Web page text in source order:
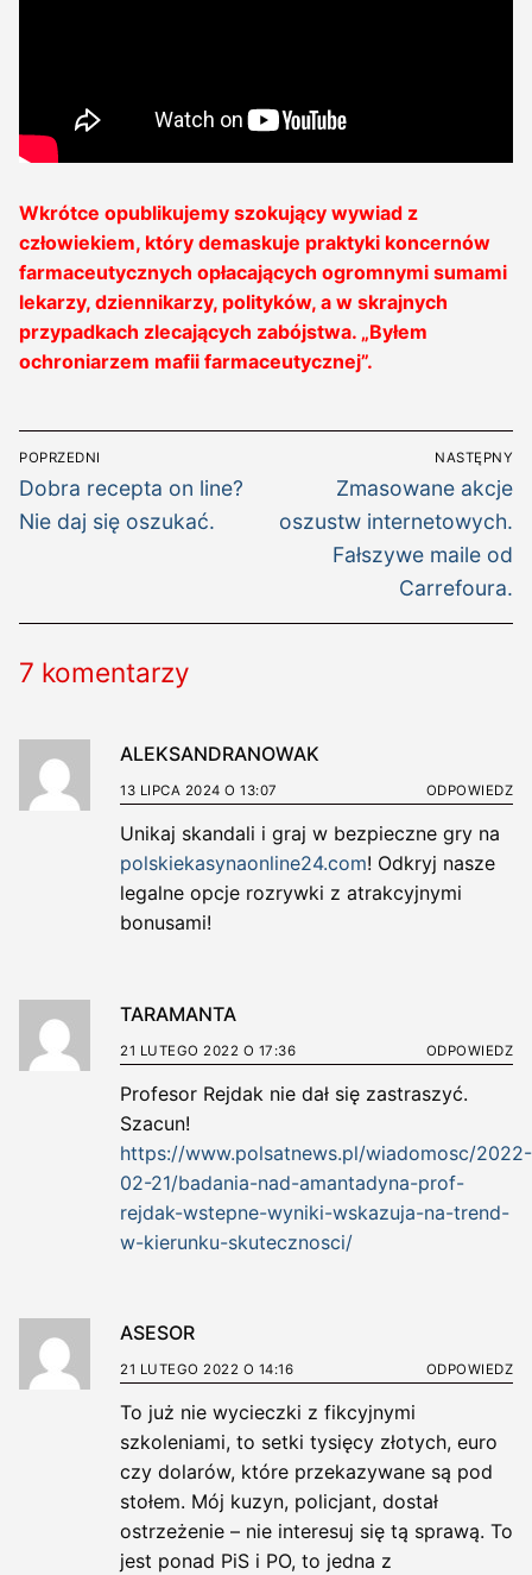
Wkrótce opublikujemy szokujący wywiad z
człowiekiem, który demaskuje praktyki koncernów
farmaceutycznych opłacających ogromnymi sumami
lekarzy, dziennikarzy, polityków, a w skrajnych
przypadkach zlecających zabójstwa. „Byłem
ochroniarzem mafii farmaceutycznej”.
Nawigacja
wpisu
POPRZEDNI
Poprzedni
wpis:
Dobra recepta on line?
Nie daj się oszukać.
NASTĘPNY
Następny
wpis:
Zmasowane akcje
oszustw internetowych.
Fałszywe maile od
Carrefoura.
7 komentarzy
ALEKSANDRANOWAK
13 LIPCA 2024 O 13:07 ODPOWIEDZ
Unikaj skandali i graj w bezpieczne gry na
polskiekasynaonline24.com! Odkryj nasze
legalne opcje rozrywki z atrakcyjnymi
bonusami!
TARAMANTA
21 LUTEGO 2022 O 17:36 ODPOWIEDZ
Profesor Rejdak nie dał się zastraszyć.
Szacun!
https://www.polsatnews.pl/wiadomosc/2022-
02-21/badania-nad-amantadyna-prof-
rejdak-wstepne-wyniki-wskazuja-na-trend-
w-kierunku-skutecznosci/
ASESOR
21 LUTEGO 2022 O 14:16 ODPOWIEDZ
To już nie wycieczki z fikcyjnymi
szkoleniami, to setki tysięcy złotych, euro
czy dolarów, które przekazywane są pod
stołem. Mój kuzyn, policjant, dostał
ostrzeżenie – nie interesuj się tą sprawą. To
jest ponad PiS i PO, to jedna z